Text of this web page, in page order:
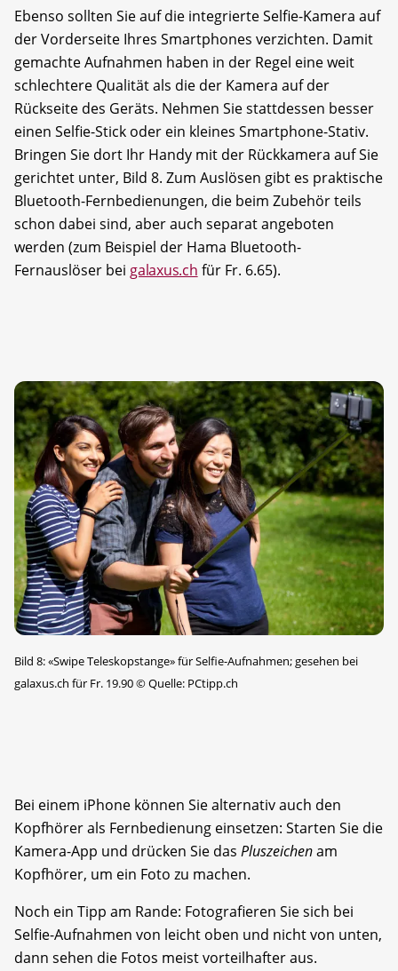
Ebenso sollten Sie auf die integrierte Selfie-Kamera auf
der Vorderseite Ihres Smartphones verzichten. Damit
gemachte Aufnahmen haben in der Regel eine weit
schlechtere Qualität als die der Kamera auf der
Rückseite des Geräts. Nehmen Sie stattdessen besser
einen Selfie-Stick oder ein kleines Smartphone-Stativ.
Bringen Sie dort Ihr Handy mit der Rückkamera auf Sie
gerichtet unter, Bild 8. Zum Auslösen gibt es praktische
Bluetooth-Fernbedienungen, die beim Zubehör teils
schon dabei sind, aber auch separat angeboten
werden (zum Beispiel der Hama Bluetooth-
Fernauslöser bei galaxus.ch für Fr. 6.65).
Bild 8: «Swipe Teleskopstange» für Selfie-Aufnahmen; gesehen bei
galaxus.ch für Fr. 19.90©Quelle: PCtipp.ch
Bei einem iPhone können Sie alternativ auch den
Kopfhörer als Fernbedienung einsetzen: Starten Sie die
Kamera-App und drücken Sie das Pluszeichenam
Kopfhörer, um ein Foto zu machen.
Noch ein Tipp am Rande: Fotografieren Sie sich bei
Selfie-Aufnahmen von leicht oben und nicht von unten,
dann sehen die Fotos meist vorteilhafter aus.